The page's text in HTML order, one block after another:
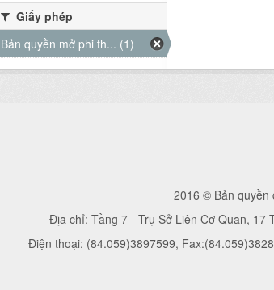
Giấy phép
Bản quyền mở phi th... (1)
2016 © Bản quyền
Địa chỉ: Tầng 7 - Trụ Sở Liên Cơ Quan, 17
Điện thoại: (84.059)3897599,